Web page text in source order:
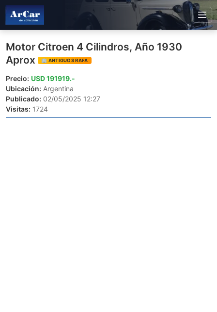
Motor Citroen 4 Cilindros, Año 1930
Aprox
🏢 ANTIGUOS RAFA
Precio: USD 191919.-
Ubicación: Argentina
Publicado: 02/05/2025 12:27
Visitas: 1724